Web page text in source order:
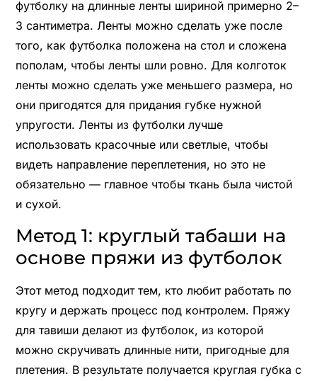
футболку на длинные ленты шириной примерно 2–
3 сантиметра. Ленты можно сделать уже после
того, как футболка положена на стол и сложена
пополам, чтобы ленты шли ровно. Для колготок
ленты можно сделать уже меньшего размера, но
они пригодятся для придания губке нужной
упругости. Ленты из футболки лучше
использовать красочные или светлые, чтобы
видеть направление переплетения, но это не
обязательно — главное чтобы ткань была чистой
и сухой.
Метод 1: круглый табаши на
основе пряжи из футболок
Этот метод подходит тем, кто любит работать по
кругу и держать процесс под контролем. Пряжу
для тавиши делают из футболок, из которой
можно скручивать длинные нити, пригодные для
плетения. В результате получается круглая губка с